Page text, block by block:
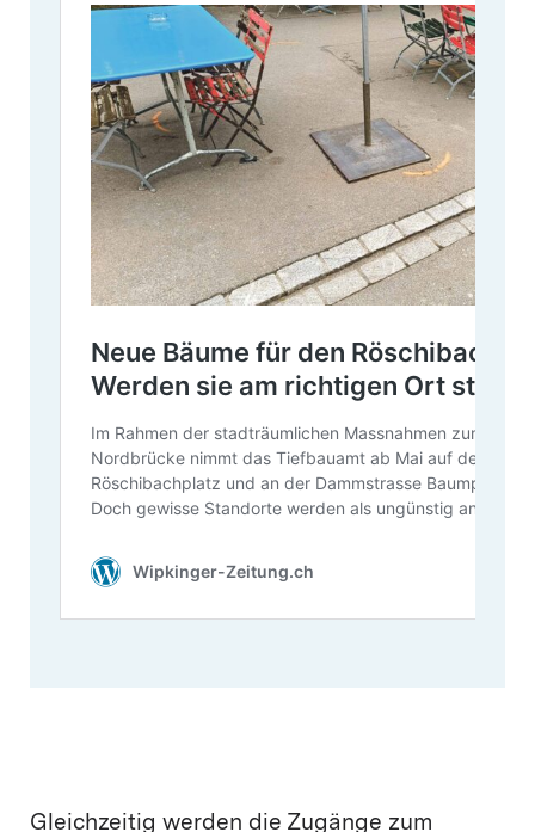
Gleichzeitig werden die Zugänge zum